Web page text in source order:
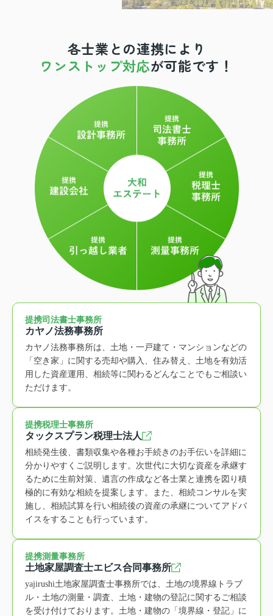
各士業との連携により
ワンストップ対応が可能です！
提携司法書士事務所
カヤノ法務事務所
カヤノ法務事務所は、土地・一戸建て・マンションなどの
「空き家」に関する売却や購入、住み替え、土地を有効活
用した資産運用、相続等に関わるどんなことでもご相談い
ただけます。
提携税理士事務所
タックスプラン税理士法人
相続発生後、書類収集や各種お手続きのお手伝いを詳細に
分かりやすくご説明します。次世代に大切な資産を承継す
るために生前対策、遺言の作成など各士業と連携を図り積
極的に有効な相続を提案します。また、相続コンサルを実
施し、相続試算を行い相続後の資産の承継についてアドバ
イスをすることも行っています。
提携測量事務所
土地家屋調査士エビス合同事務所
yajirushi土地家屋調査士事務所では、土地の境界線トラブ
ル・土地の測量・調査、土地・建物の登記に関するご相談
を受け付けております。土地・建物の「境界線・登記」に